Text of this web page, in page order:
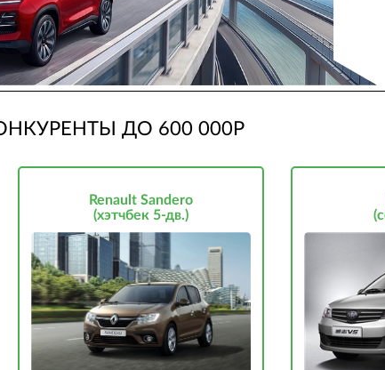
ДО 600 000Р
Renault Sandero
(хэтчбек 5-дв.)